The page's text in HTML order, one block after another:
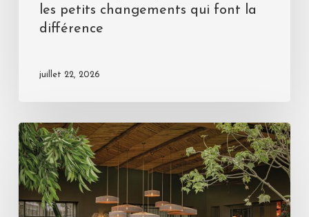
les petits changements qui font la
différence
juillet 22, 2026